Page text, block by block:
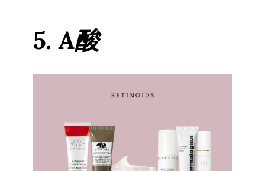
5. A酸